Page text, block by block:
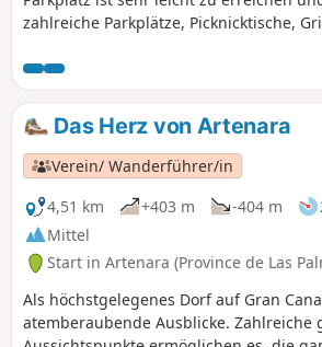
zahlreiche Parkplätze, Picknicktische,
zahlreiche Wanderungen. Diese
ermöglicht es Ihnen, den Mirador del
las Nieves zu besuchen und direkt zum
zurückzukehren. Sie können also
Rundwanderung gemäß der beigefügten
Wegbeschreibung machen oder eine
Rückwanderung unternehmen. Der
Kiefernwald) und bietet einige
spektakulären Mirador. Tragen Sie gutes
Gelände nicht einfach ist (feiner Boden,
Kiefernnadeln) und an einigen Stellen
insbesondere beim Abstieg.
Das Herz von Artenara
Verein/ Wanderführer/in
4,51 km
+403 m -404 m
Mittel
Start in Artenara (Province de Las
Als höchstgelegenes Dorf auf Gran
atemberaubende Ausblicke. Zahlreiche